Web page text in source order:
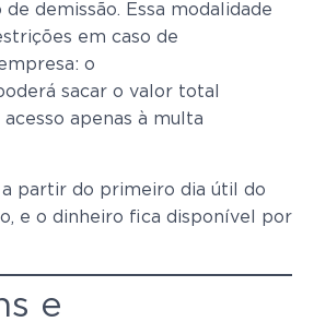
demissão. Essa modalidade
em caso de
o
sacar o valor total
apenas à multa
partir do primeiro dia útil do
e o dinheiro fica disponível por
e